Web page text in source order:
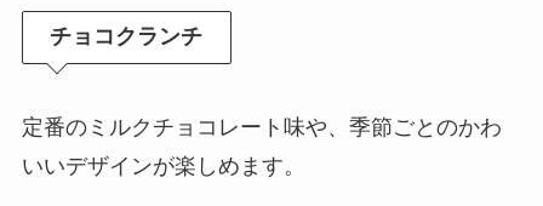
チョコクランチ
定番のミルクチョコレート味や、季節ごとのかわ
いいデザインが楽しめます。